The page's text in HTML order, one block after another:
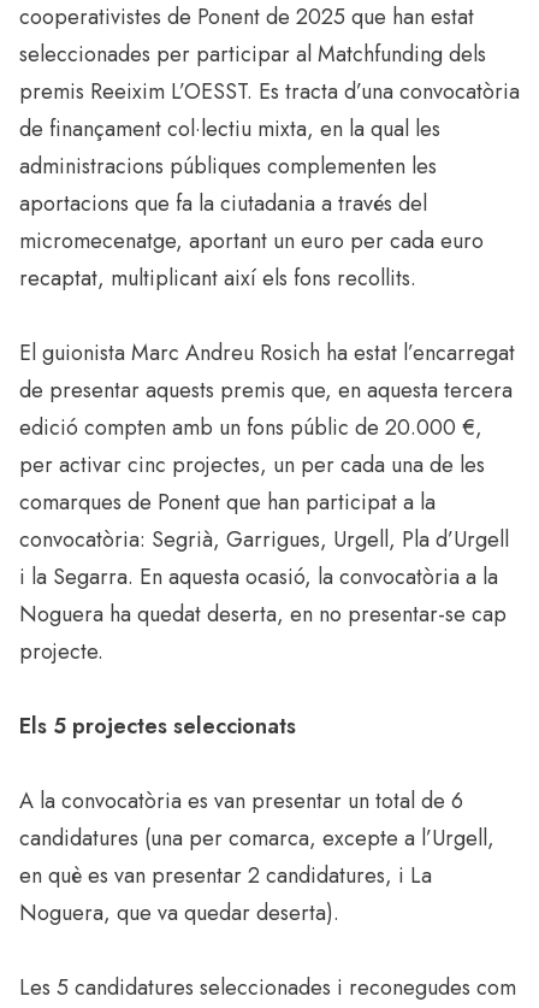
cooperativistes de Ponent de 2025 que han estat
seleccionades per participar al Matchfunding dels
premis Reeixim L’OESST. Es tracta d’una convocatòria
de finançament col·lectiu mixta, en la qual les
administracions públiques complementen les
aportacions que fa la ciutadania a través del
micromecenatge, aportant un euro per cada euro
recaptat, multiplicant així els fons recollits.
El guionista Marc Andreu Rosich ha estat l’encarregat
de presentar aquests premis que, en aquesta tercera
edició compten amb un fons públic de 20.000 €,
per activar cinc projectes, un per cada una de les
comarques de Ponent que han participat a la
convocatòria: Segrià, Garrigues, Urgell, Pla d’Urgell
i la Segarra. En aquesta ocasió, la convocatòria a la
Noguera ha quedat deserta, en no presentar-se cap
projecte.
Els 5 projectes seleccionats
A la convocatòria es van presentar un total de 6
candidatures (una per comarca, excepte a l’Urgell,
en què es van presentar 2 candidatures, i La
Noguera, que va quedar deserta).
Les 5 candidatures seleccionades i reconegudes com